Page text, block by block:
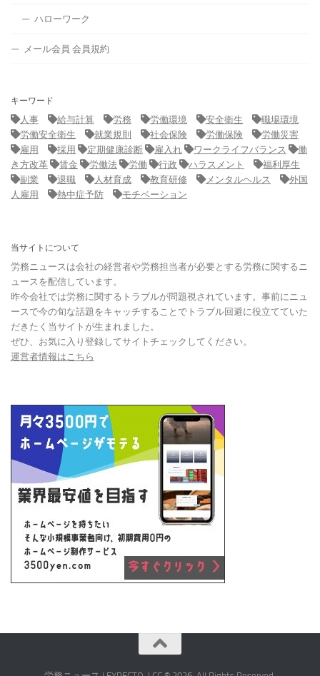
ハローワーク
メール会員 会員規約
キーワード
人事
給与計算 労務 労働環境 安全衛生
職場環境
労働安全衛生
就業規則 社会保険 労働保険
労働災害
雇用
採用 定期健康診断 雇入れ ワークライフバランス
働
き方改革
賃金 労働法 労働 行政 ハラスメント
福利厚生
副業
退職 人材育成 教育研修 メンタルヘルス
外国
人雇用
熱中症予防 モチベーション
当サイトについて
労務ニュースは会社の経営者や労務担当者が必要とする労務に関するニ
ュースを配信しています。
昨今会社では労務に関するトラブルが問題視されています。事前にニュ
ースで今の旬な話題をキャッチすることでトラブル回避に役立てていた
だきたく当サイトが生まれました。
ぜひ、お気に入り登録してサイトチェックしてください。
運営者情報はこちら